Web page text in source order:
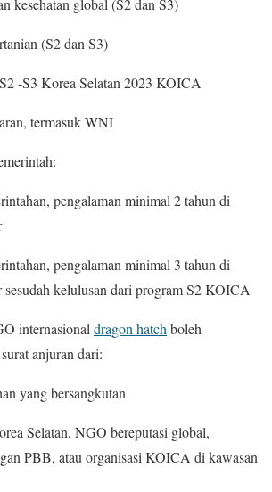
kesehatan global (S2 dan S3)
(S2 dan S3)
-S3 Korea Selatan 2023 KOICA
termasuk WNI
pengalaman minimal 2 tahun di
pengalaman minimal 3 tahun di
kelulusan dari program S2 KOICA
internasional dragon hatch boleh
anjuran dari:
yang bersangkutan
Selatan, NGO bereputasi global,
PBB, atau organisasi KOICA di kawasan